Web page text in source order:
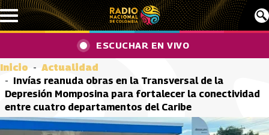
Pasar al contenido principal
ESCUCHAR EN VIVO
Inicio
Actualidad
Invías reanuda obras en la Transversal de la
Depresión Momposina para fortalecer la conectividad
entre cuatro departamentos del Caribe